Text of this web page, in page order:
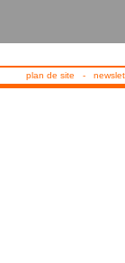
plan de site -